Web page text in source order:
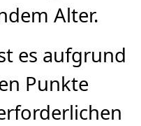
Alter.
es aufgrund
Punkte